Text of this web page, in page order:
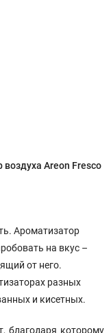
воздуха Areon Fresco
Ароматизатор
на вкус –
от него.
разных
и кисетных.
благодаря которому